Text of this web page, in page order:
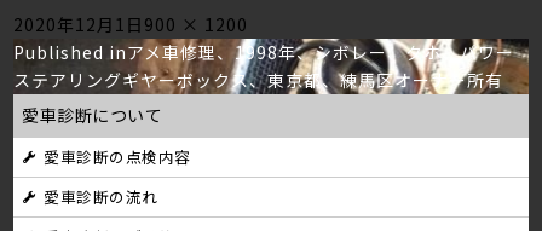
Posted
on
2020年12月1日 Full
size
900 × 1200
投
稿
ナ
ビ
Published inアメ車修理、1998年、シボレー、タホ、パワー
ステアリングギヤーボックス、東京都、練馬区オーナー所有
愛車診断について
愛車診断の点検内容
愛車診断の流れ